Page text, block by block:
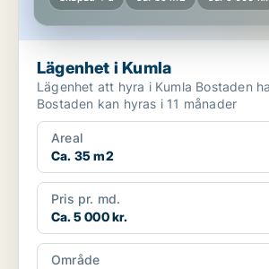
Lägenhet i Kumla
Lägenhet att hyra i Kumla Bostaden har 1 rum
Bostaden kan hyras i 11 månader
Areal
Ca. 35 m2
Pris pr. md.
Ca. 5 000 kr.
Område